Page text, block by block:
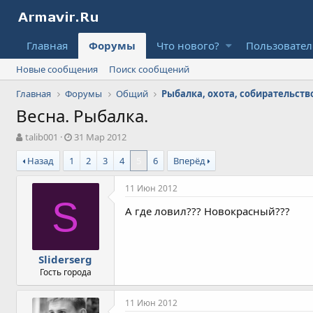
Главная Форумы Что нового?
Новые сообщения
Поиск сообщений
Главная
Форумы Общий Рыбалка, охота,
Весна. Рыбалка.
А
в
т
о
talib001
Д
а
а
н
ч
а
а
31 Мар 2012
Назад
1 2 3 4 6 Вперёд
S
Sliderserg
Гость города
11 Июн 2012
А где ловил??? Новокрасный???
11 Июн 2012